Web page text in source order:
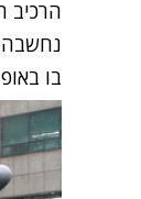
הרכיב
נחשבה
בו